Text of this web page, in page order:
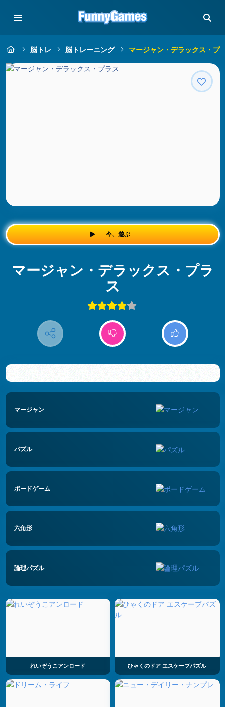
脳トレ 脳トレーニング マージャン・デラックス・プ
今、遊ぶ
マージャン・デラックス・プラ
ス
マージャン
パズル
ボードゲーム
六角形
論理パズル
れいぞうこアンロード ひゃくのドア エスケープパズル